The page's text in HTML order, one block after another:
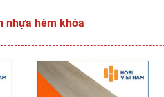
nhựa hèm khóa